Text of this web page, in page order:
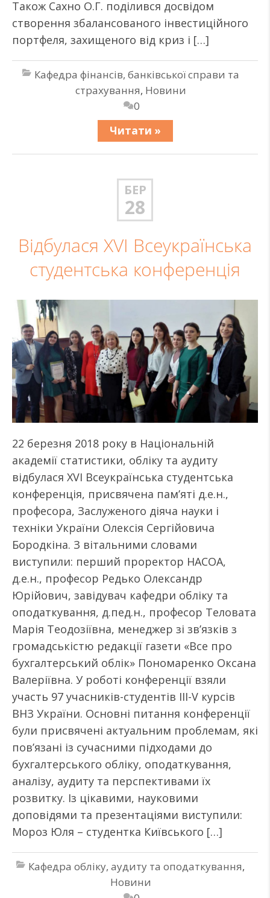
Також Сахно О.Г. поділився досвідом
створення збалансованого інвестиційного
портфеля, захищеного від криз і […]
Кафедра фінансів, банківської справи та
страхування, Новини
0
Читати »
БЕР
28
Відбулася XVI Всеукраїнська
студентська конференція
22 березня 2018 року в Національній
академії статистики, обліку та аудиту
відбулася XVI Всеукраїнська студентська
конференція, присвячена пам’яті д.е.н.,
професора, Заслуженого діяча науки і
техніки України Олексія Сергійовича
Бородкіна. З вітальними словами
виступили: перший проректор НАСОА,
д.е.н., професор Редько Олександр
Юрійович, завідувач кафедри обліку та
оподаткування, д.пед.н., професор Теловата
Марія Теодозіївна, менеджер зі зв’язків з
громадськістю редакції газети «Все про
бухгалтерський облік» Пономаренко Оксана
Валеріївна. У роботі конференції взяли
участь 97 учасників-студентів III-V курсів
ВНЗ України. Основні питання конференції
були присвячені актуальним проблемам, які
пов’язані із сучасними підходами до
бухгалтерського обліку, оподаткування,
аналізу, аудиту та перспективами їх
розвитку. Із цікавими, науковими
доповідями та презентаціями виступили:
Мороз Юля – студентка Київського […]
Кафедра обліку, аудиту та оподаткування,
Новини